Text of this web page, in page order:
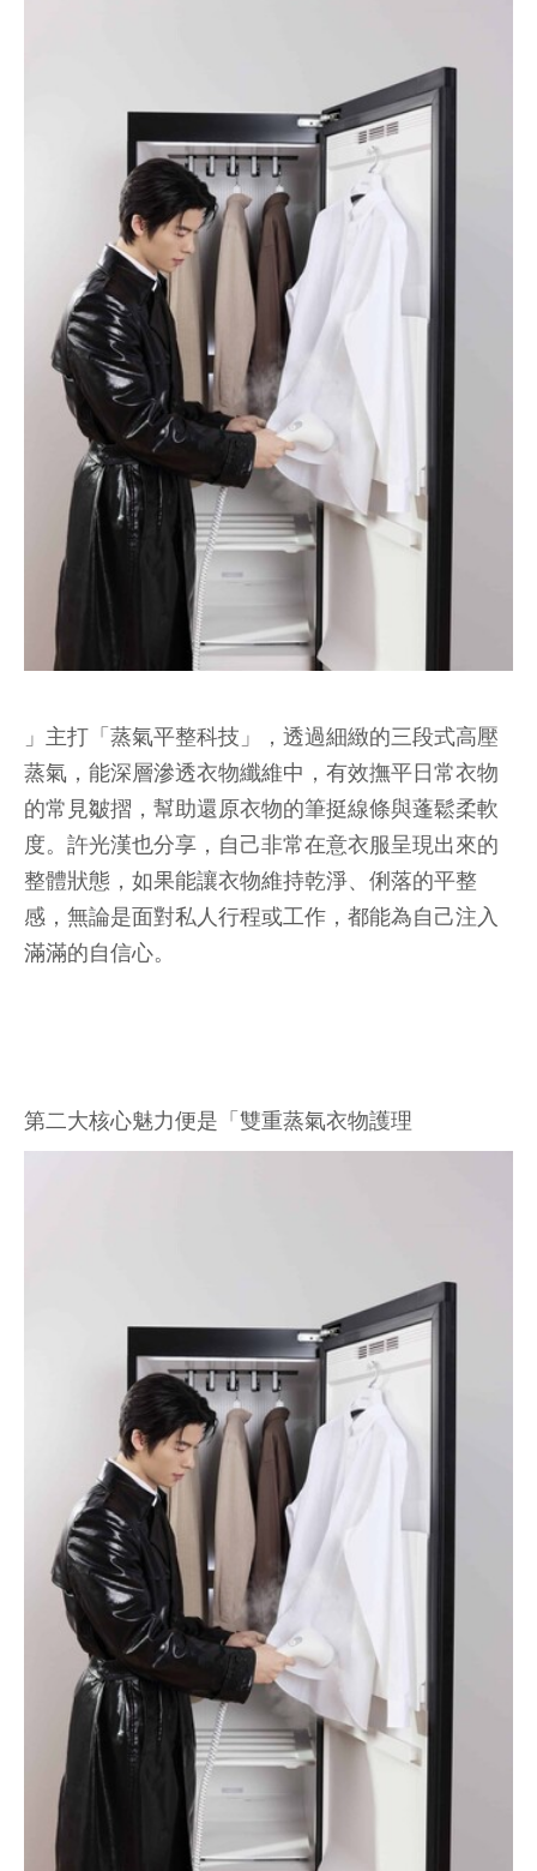
」主打「蒸氣平整科技」，透過細緻的三段式高壓
蒸氣，能深層滲透衣物纖維中，有效撫平日常衣物
的常見皺摺，幫助還原衣物的筆挺線條與蓬鬆柔軟
度。許光漢也分享，自己非常在意衣服呈現出來的
整體狀態，如果能讓衣物維持乾淨、俐落的平整
感，無論是面對私人行程或工作，都能為自己注入
滿滿的自信心。
第二大核心魅力便是「雙重蒸氣衣物護理